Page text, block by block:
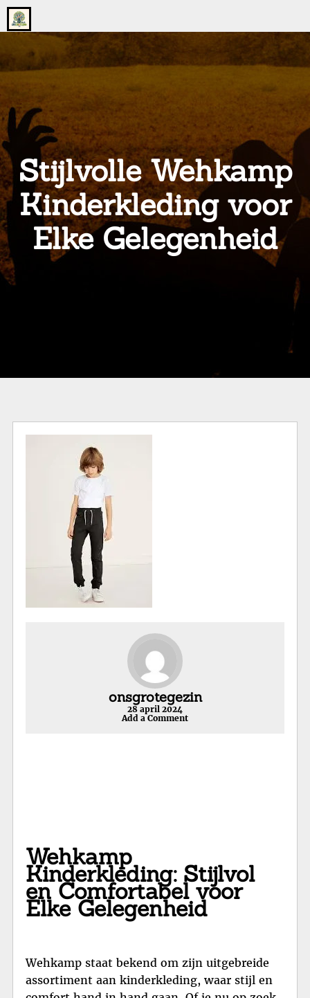
Go
to
home
page
onsgrotegezin.nl
Stijlvolle Wehkamp
Kinderkleding voor
Elke Gelegenheid
onsgrotegezin
28 april 2024
Add a Comment
Wehkamp
Kinderkleding: Stijlvol
en Comfortabel voor
Elke Gelegenheid
Wehkamp staat bekend om zijn uitgebreide
assortiment aan kinderkleding, waar stijl en